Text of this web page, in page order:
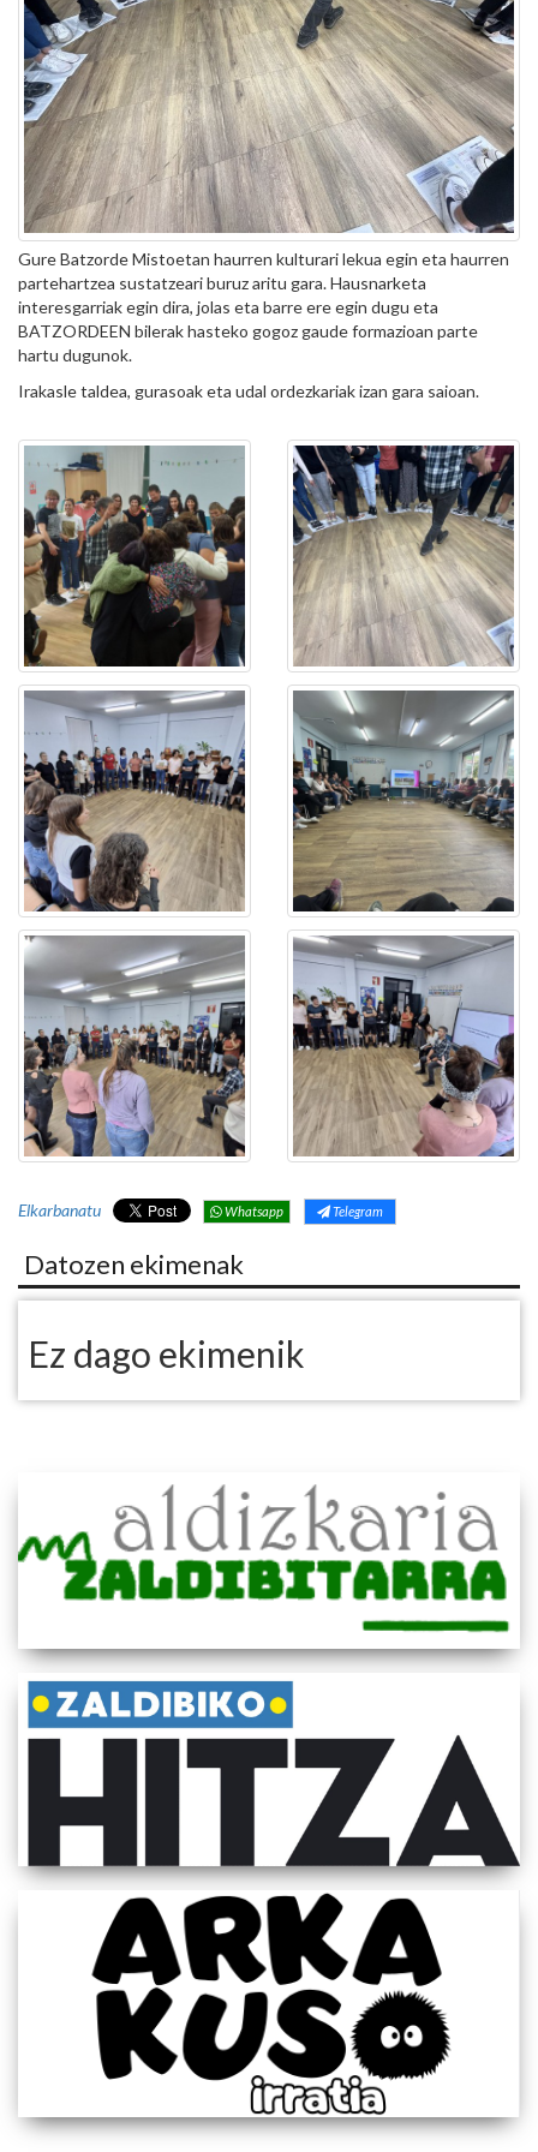
Gure Batzorde Mistoetan haurren kulturari lekua egin eta haurren
partehartzea sustatzeari buruz aritu gara. Hausnarketa
interesgarriak egin dira, jolas eta barre ere egin dugu eta
BATZORDEEN bilerak hasteko gogoz gaude formazioan parte
hartu dugunok.
Irakasle taldea, gurasoak eta udal ordezkariak izan gara saioan.
Elkarbanatu Whatsapp Telegram
Datozen ekimenak
Ez dago ekimenik